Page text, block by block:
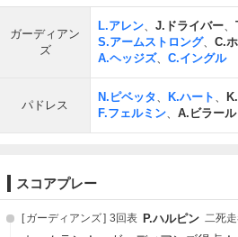
ガーディアン
ズ
L.アレン、 J.ドライバー、
S.アームストロング、 C.
A.ヘッジズ、 C.イングル
パドレス
N.ピベッタ、 K.ハート 、
F.フェルミン、 A.ビラール
スコアプレー
ガーディアンズ 3回表 P.ハルピン 二死